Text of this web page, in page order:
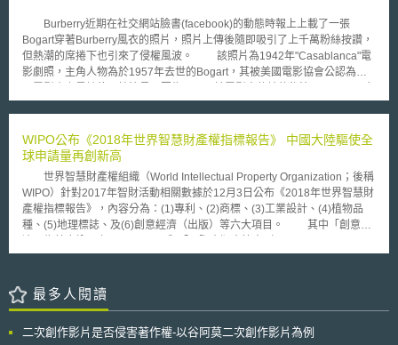
雨模擬器；3.洪水模擬器；4. 模擬大樓阻隔，以模擬衛星受干擾的情況； 5.
彎道；6. 道路突起與斜坡；7. 巴士站等設備。其中並設置360度的閉路電視
監視系統（CCTV）：提供LTA監督與研究自駕車行為，並會將資訊回傳至
陸路交通局的智慧交通系統中心，以分析並評估自駕車的上路可行性。
Burberry近期在社交網站臉書(facebook)的動態時報上上載了一張
Bogart穿著Burberry風衣的照片，照片上傳後隨即吸引了上千萬粉絲按讚，
但熱潮的席捲下也引來了侵權風波。 該照片為1942年"Casablanca"電
影劇照，主角人物為於1957年去世的Bogart，其被美國電影協會公認為美
色，不僅在電影粉絲心中留下鮮明的文化表徵(cultural icon)，更使得該張劇
的知名度以及該張電影劇照的受歡迎程度，Bogart後裔對於Burberry這樣的
使用提出了抗議。Bogart後裔要求Burberry停止使用該張劇照，否則就要提
起訴訟控告Burberry侵害Bogart的肖像權和商標權。在接受到Bogart後裔的
要求後，Burberry隨即於紐約聯邦法院提出確認之訴，請求法院確認其使用
並未侵害歸屬於Bogart後裔的商標或肖像權。因應Burberry的提告，Bogart
後裔隨即於加州州法院提起商標侵權訴訟，請求法院發出禁制令，停止
Burberry再使用Bogart的名字和任何照片。 雙方針對此一爭議各有主張
Burberry的目的，所以其不認為開始用有任何侵權問題。此外，Burberry認
為將該劇照使用在臉書的動態時報上這樣的行為是受到美國憲法第一修正案
言論自由的保護。 Bogart後裔則認為Burberry使用劇照於市場行銷相關
WIPO公布《2018年世界智慧財產權指標報告》 中國大陸驅使全
球申請量再創新高
世界智慧財產權組織（World Intellectual Property Organization；後稱
WIPO）針對2017年智財活動相關數據於12月3日公布《2018年世界智慧財
產權指標報告》，內容分為：(1)專利、(2)商標、(3)工業設計、(4)植物品
種、(5)地理標誌、及(6)創意經濟（出版）等六大項目。 其中「創意經
Publishers Association, IPA）」共同調查28個國家的出版活動，本次僅完
technical and medical, STM）」三個出版議題。法國在「貿易」方面的出
版營收佔69%、英國50%；「教育」佔葉門總出版營收68.2%、巴西62%；
量達317萬件（相較於2016年成長5.8%）、商標申請量達1,239萬件（成長
最多人閱讀
二次創作影片是否侵害著作權-以谷阿莫二次創作影片為例